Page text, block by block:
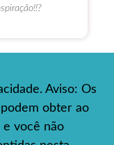
Aviso: Os
obter ao
e você não